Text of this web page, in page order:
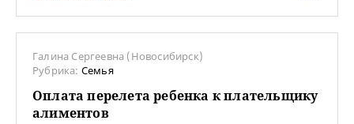
Галина Сергеевна (Новосибирск)
Рубрика: Семья
Оплата перелета ребенка к плательщику
алиментов